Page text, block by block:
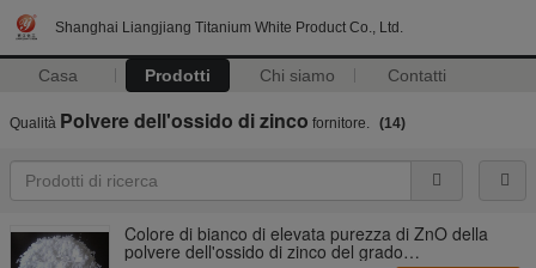
Shanghai Liangjiang Titanium White Product Co., Ltd.
Casa Prodotti Chi siamo Contatti
Qualità Polvere dell'ossido di zinco fornitore. (14)
Colore di bianco di elevata purezza di ZnO della
polvere dell'ossido di zinco del grado